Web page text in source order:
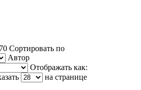
Сортировать по
Автор
Отображать как:
на странице